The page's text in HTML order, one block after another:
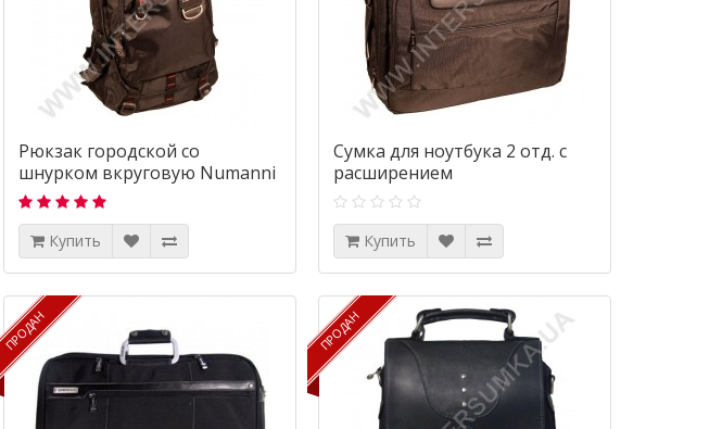
Рюкзак городской со
шнурком вкруговую Numanni
108
Купить
Сумка для ноутбука 2 отд. с
расширением
Купить
ПРОДАН
ПРОДАН ПРОДАН
ПРОДАН